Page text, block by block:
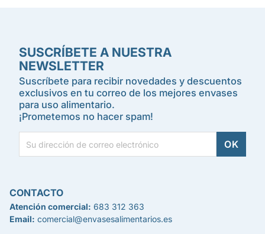
SUSCRÍBETE A NUESTRA
NEWSLETTER
Suscríbete para recibir novedades y descuentos
exclusivos en tu correo de los mejores envases
para uso alimentario.
¡Prometemos no hacer spam!
CONTACTO
Atención comercial: 683 312 363
Email: comercial@envasesalimentarios.es